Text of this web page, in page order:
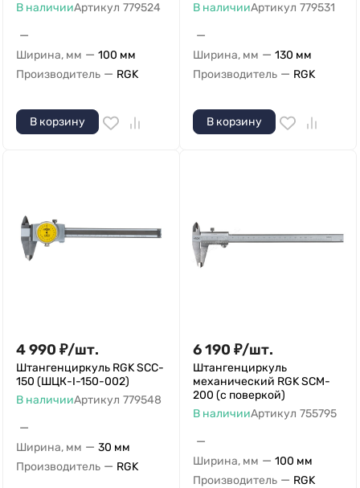
В наличииАртикул 779524
—
Ширина, мм — 100 мм
Производитель — RGK
В корзину
В наличииАртикул 779531
—
Ширина, мм — 130 мм
Производитель — RGK
В корзину
4 990 ₽/шт.
Штангенциркуль RGK SCC-
150 (ШЦК-I-150-002)
В наличииАртикул 779548
—
Ширина, мм — 30 мм
Производитель — RGK
6 190 ₽/шт.
Штангенциркуль
механический RGK SCM-
200 (с поверкой)
В наличииАртикул 755795
—
Ширина, мм — 100 мм
Производитель — RGK